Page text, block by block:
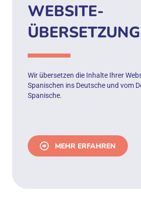
WEBSITE-
Wir übersetzen die Inhalte Ihrer
Spanischen ins Deutsche und vom
Spanische.
MEHR ERFAHREN